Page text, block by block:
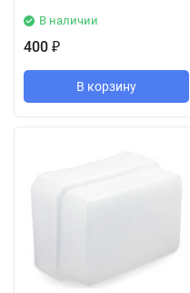
В наличии
400 ₽
В корзину